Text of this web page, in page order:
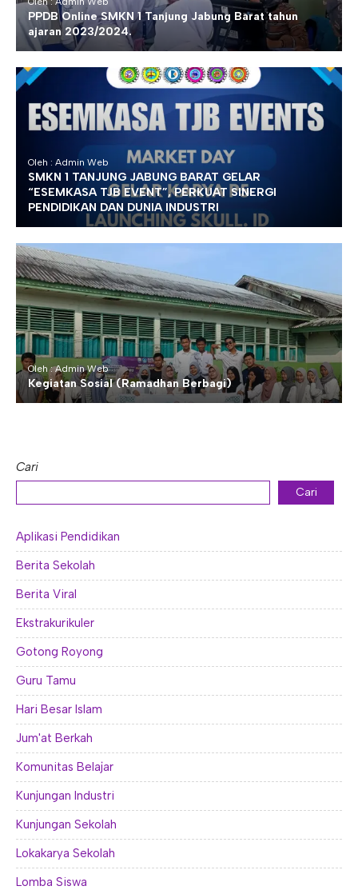
PPDB Online SMKN 1 Tanjung Jabung Barat tahun
ajaran 2023/2024.
Oleh : Admin Web
SMKN 1 TANJUNG JABUNG BARAT GELAR
“ESEMKASA TJB EVENT”, PERKUAT SINERGI
PENDIDIKAN DAN DUNIA INDUSTRI
Oleh : Admin Web
Kegiatan Sosial (Ramadhan Berbagi)
Cari
Cari
Aplikasi Pendidikan
Berita Sekolah
Berita Viral
Ekstrakurikuler
Gotong Royong
Guru Tamu
Hari Besar Islam
Jum'at Berkah
Komunitas Belajar
Kunjungan Industri
Kunjungan Sekolah
Lokakarya Sekolah
Lomba Siswa